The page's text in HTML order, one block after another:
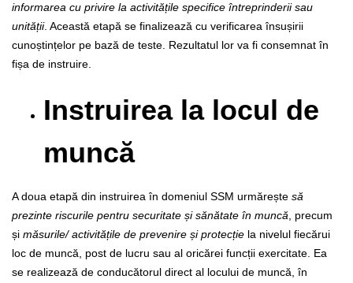
informarea cu privire la activitățile specifice întreprinderii sau
unității. Această etapă se finalizează cu verificarea însușirii
cunoștințelor pe bază de teste. Rezultatul lor va fi consemnat în
fișa de instruire.
Instruirea la locul de
muncă
A doua etapă din instruirea în domeniul SSM urmărește să
prezinte riscurile pentru securitate și sănătate în muncă, precum
și măsurile/ activitățile de prevenire și protecție la nivelul fiecărui
loc de muncă, post de lucru sau al oricărei funcții exercitate. Ea
se realizează de conducătorul direct al locului de muncă, în